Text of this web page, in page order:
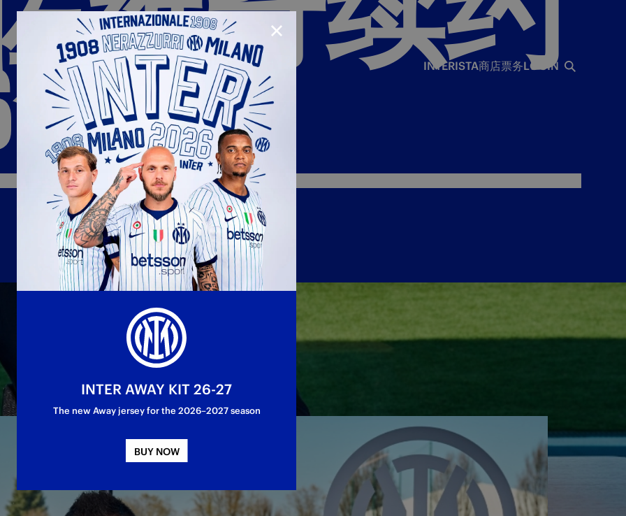
Youth sector
合作伙伴
国际米兰俱乐部
国际米兰青训学院
Matchday programme
INTERISTA商店票务
Hospitality
Hospitality Virtual Tour
Away matches
Parking
LOGIN
年
日。
CLOSE
INTER AWAY KIT 26-27
The new Away jersey for the 2026–2027 season
BUY NOW